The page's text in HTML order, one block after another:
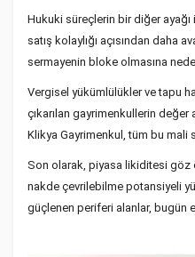
Hukuki süreçlerin bir diğer ayağı
satış kolaylığı açısından daha
sermayenin bloke olmasına
Vergisel yükümlülükler ve tapu
çıkarılan gayrimenkullerin değer
Klikya Gayrimenkul, tüm bu mali
Son olarak, piyasa likiditesi göz
nakde çevrilebilme potansiyeli
güçlenen periferi alanlar, bugün